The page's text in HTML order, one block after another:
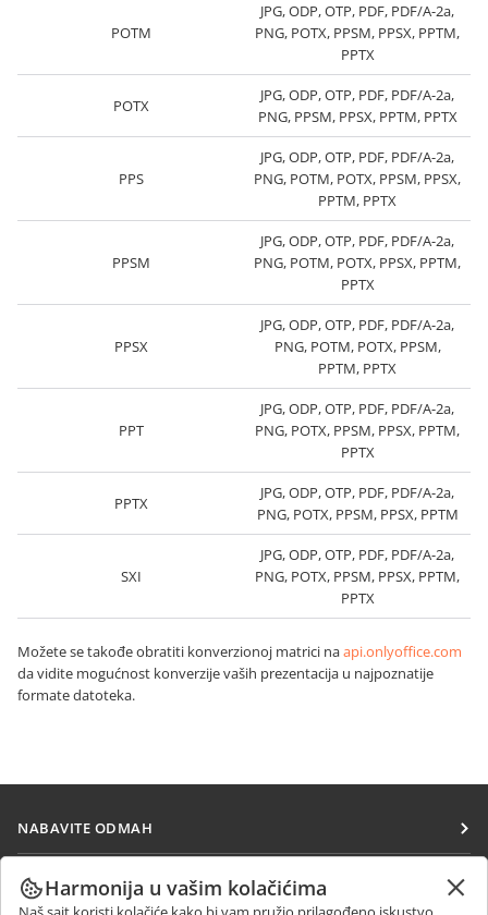
POTM
JPG, ODP, OTP, PDF, PDF/A-2a,
PNG, POTX, PPSM, PPSX, PPTM,
PPTX
POTX
JPG, ODP, OTP, PDF, PDF/A-2a,
PNG, PPSM, PPSX, PPTM, PPTX
PPS
JPG, ODP, OTP, PDF, PDF/A-2a,
PNG, POTM, POTX, PPSM, PPSX,
PPTM, PPTX
PPSM
JPG, ODP, OTP, PDF, PDF/A-2a,
PNG, POTM, POTX, PPSX, PPTM,
PPTX
PPSX
JPG, ODP, OTP, PDF, PDF/A-2a,
PNG, POTM, POTX, PPSM,
PPTM, PPTX
PPT
JPG, ODP, OTP, PDF, PDF/A-2a,
PNG, POTX, PPSM, PPSX, PPTM,
PPTX
PPTX
JPG, ODP, OTP, PDF, PDF/A-2a,
PNG, POTX, PPSM, PPSX, PPTM
SXI
JPG, ODP, OTP, PDF, PDF/A-2a,
PNG, POTX, PPSM, PPSX, PPTM,
PPTX
Možete se takođe obratiti konverzionoj matrici naapi.onlyoffice.com
da vidite mogućnost konverzije vaših prezentacija u najpoznatije
formate datoteka.
NABAVITE ODMAH
Docs
DocSpace
SARAĐUJTE
Harmonija u vašim kolačićima